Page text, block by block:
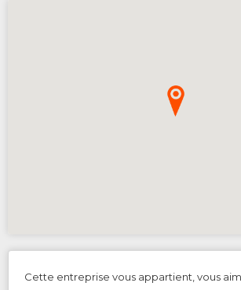
Cette entreprise vous appartient, vous